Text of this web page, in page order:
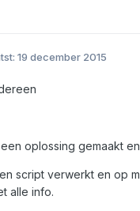
19 december 2015
oplossing gemaakt
script verwerkt en op
alle info.